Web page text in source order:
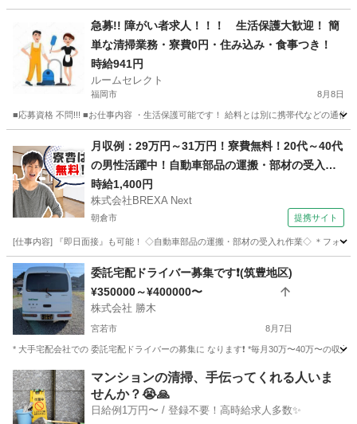
ドライバー Amazon
急募!! 障がい者求人！！！ 生活保護大歓迎！ 簡
単な清掃業務・寮費0円・住み込み・食事つき！
時給941円
ルームセレクト
福岡市 8月8日
■応募資格 不問!!! ■お仕事内容 ・生活保護可能です！ 給料とは別に携帯代などの通
物流 生活保護
月収例：29万円～31万円！寮費無料！20代～40代
の男性活躍中！自動車部品の運搬・部材の受入れ
作業！未経験OK★入社後に資格取得可能★友達同
士の応募OK★時給1,400円！年間休日120日＆土
日休み◎社員食堂あり！社会保険完備◎日払い制
度あり
時給1,400円
株式会社BREXA Next
朝倉市 提携サイト
[仕事内容] 『即日面接』も可能！ ◇自動車部品の運搬・部材の受入れ作業◇ ＊フォー
福岡 朝倉市 その他
委託宅配ドライバー募集です❗️(筑豊地区)
¥350000～¥400000〜
株式会社 勝木
宮若市 8月7日
* 大手宅配会社での 委託宅配ドライバーの募集に なります❗️ *毎月30万〜40万〜
福岡 宮若市 ドライバー 筑豊
マンションの清掃、手伝ってくれる人いま
せんか？😭🙏
日給例1万円〜 / 登録不要！高時給求人多数✨